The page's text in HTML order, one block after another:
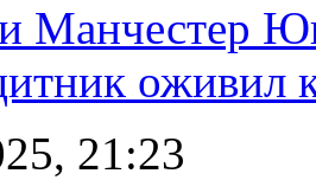
Манчестер
оживил
21:23